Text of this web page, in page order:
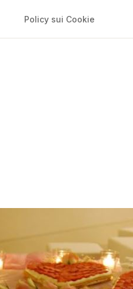
Policy sui Cookie